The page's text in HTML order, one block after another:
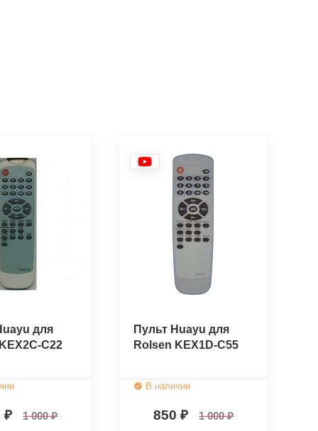
для
C22
1 000
Пульт Huayu для
Rolsen KEX1D-C55
В наличии
850 1 000